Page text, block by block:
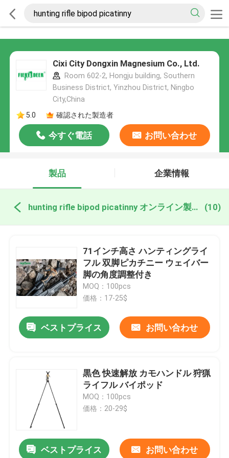
Cixi City Dongxin Magnesium Co., Ltd.
Room 602-2, Hongju building, Southern
Business District, Yinzhou District, Ningbo
City,China
5.0
確認された製造者
今すぐ電話 お問い合わせ
製品 企業情報
hunting rifle bipod picatinny オンライン製造 (10)
71インチ高さ ハンティングライ
フル 双脚ピカチニー ウェイバー
脚の角度調整付き
MOQ：100pcs
価格：17-25$
ベストプライス お問い合わせ
黒色 快速解放 カモハンドル 狩猟
ライフル バイポッド
MOQ：100pcs
価格：20-29$
ベストプライス お問い合わせ